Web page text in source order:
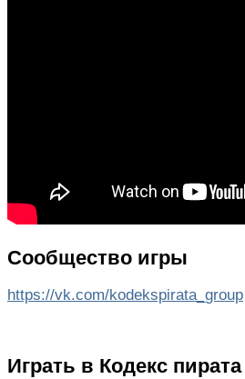
Сообщество игры
https://vk.com/kodekspirata_group
Играть в Кодекс пирата